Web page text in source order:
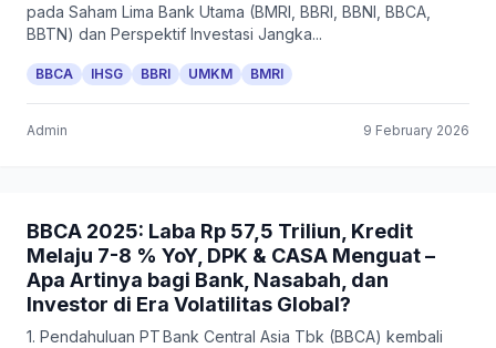
pada Saham Lima Bank Utama (BMRI, BBRI, BBNI, BBCA,
BBTN) dan Perspektif Investasi Jangka...
BBCA IHSG BBRI UMKM BMRI
Admin 9 February 2026
BBCA 2025: Laba Rp 57,5 Triliun, Kredit
Melaju 7-8 % YoY, DPK & CASA Menguat –
Apa Artinya bagi Bank, Nasabah, dan
Investor di Era Volatilitas Global?
1. Pendahuluan PT Bank Central Asia Tbk (BBCA) kembali